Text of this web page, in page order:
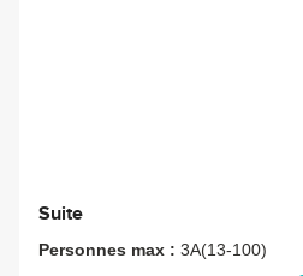
Suite
Personnes max : 3A(13-100)